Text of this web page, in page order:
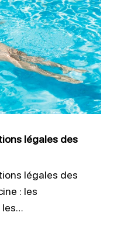
légales des
légales des
: les
les…